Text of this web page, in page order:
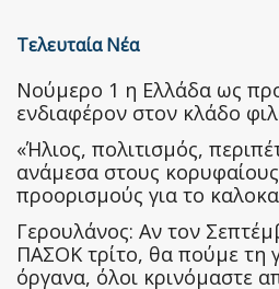
Τελευταία Νέα
Nούμερο 1 η Ελλάδα ως
ενδιαφέρον στον κλάδο
«Ήλιος, πολιτισμός,
ανάμεσα στους
προορισμούς για το
Γερουλάνος: Αν τον
ΠΑΣΟΚ τρίτο, θα πούμε τη
όργανα, όλοι κρινόμαστε